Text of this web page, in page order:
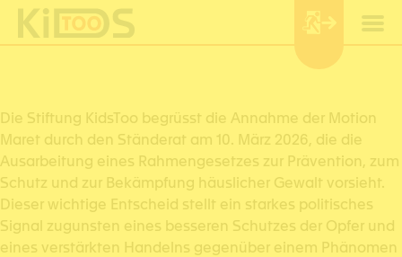
Die Stiftung KidsToo begrüsst die Annahme der Motion
Maret durch den Ständerat am 10. März 2026, die die
Ausarbeitung eines Rahmengesetzes zur Prävention, zum
Schutz und zur Bekämpfung häuslicher Gewalt vorsieht.
Dieser wichtige Entscheid stellt ein starkes politisches
Signal zugunsten eines besseren Schutzes der Opfer und
eines verstärkten Handelns gegenüber einem Phänomen
Cookie-Einstellungen